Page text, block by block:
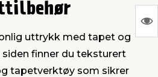
uttrykk med tapet og
finner du teksturert
tapetverktøy som sikrer